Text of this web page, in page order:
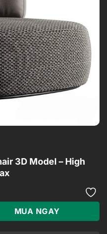
3D Model – High
MUA NGAY